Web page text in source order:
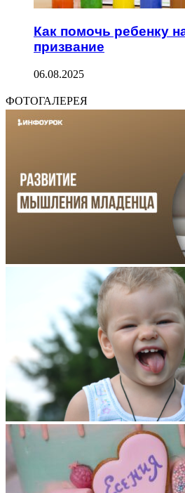
Как помочь ребенку
призвание
06.08.2025
ФОТОГАЛЕРЕЯ